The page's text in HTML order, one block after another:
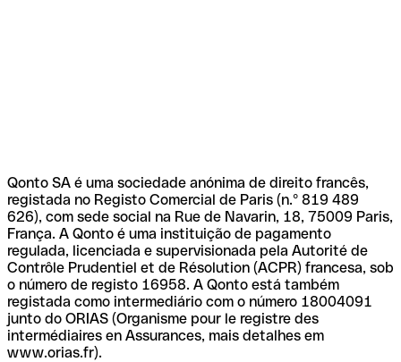
Qonto SA é uma sociedade anónima de direito francês,
registada no Registo Comercial de Paris (n.º 819 489
626), com sede social na Rue de Navarin, 18, 75009 Paris,
França. A Qonto é uma instituição de pagamento
regulada, licenciada e supervisionada pela Autorité de
Contrôle Prudentiel et de Résolution (ACPR) francesa, sob
o número de registo 16958. A Qonto está também
registada como intermediário com o número 18004091
junto do ORIAS (Organisme pour le registre des
intermédiaires en Assurances, mais detalhes em
www.orias.fr).